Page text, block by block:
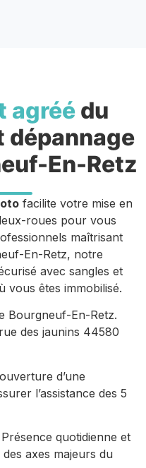
agréé du
dépannage
En-Retz
facilite votre mise en
roues pour vous
maîtrisant
En-Retz, notre
avec sangles et
vous êtes immobilisé.
Bourgneuf-En-Retz.
des jaunins 44580
d’une
l’assistance des 5
Présence quotidienne et
axes majeurs du